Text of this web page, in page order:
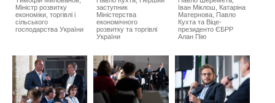
Міністр розвитку
економіки, торгівлі і
сільського
господарства України
заступник
Міністерства
економічного
розвитку та торгівлі
України
Іван Міклош, Катаріна
Матернова, Павло
Кухта та Віце-
президенто ЄБРР
Алан Пію